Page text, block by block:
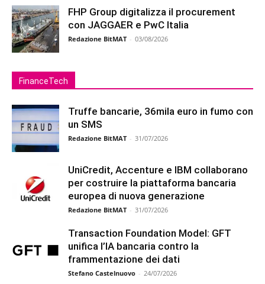
FHP Group digitalizza il procurement
con JAGGAER e PwC Italia
Redazione BitMAT - 03/08/2026
FinanceTech
Truffe bancarie, 36mila euro in fumo con
un SMS
Redazione BitMAT - 31/07/2026
UniCredit, Accenture e IBM collaborano
per costruire la piattaforma bancaria
europea di nuova generazione
Redazione BitMAT - 31/07/2026
Transaction Foundation Model: GFT
unifica l’IA bancaria contro la
frammentazione dei dati
Stefano Castelnuovo - 24/07/2026